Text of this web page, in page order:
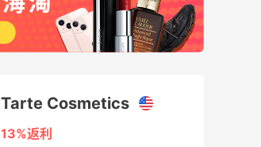
Tarte Cosmetics
13%返利